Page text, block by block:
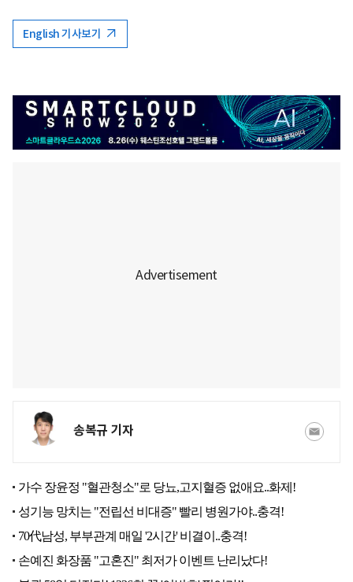
English 기사보기
송복규 기자